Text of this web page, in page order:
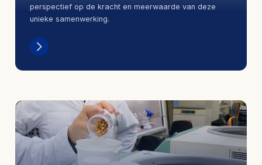
perspectief op de kracht en meerwaarde van deze
unieke samenwerking.